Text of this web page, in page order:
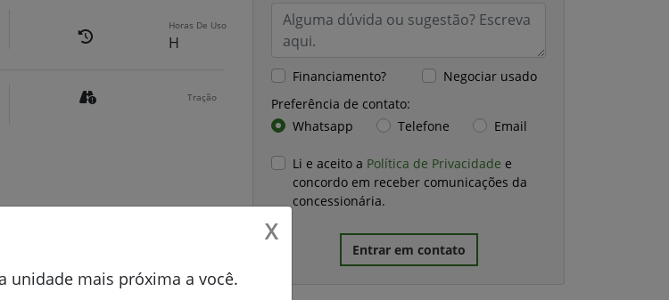
Financiamento?
Negociar usado
Preferência de contato:
Whatsapp
Telefone Email
Li e aceito a Política de Privacidade e
concordo em receber comunicações da
concessionária.
Entrar em contato
Horas De Uso
H
Tração
X
unidade mais próxima a você.